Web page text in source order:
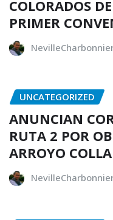
COLORADOS
PRIMER
UNCATEGORIZED
ANUNCIAN
RUTA 2 POR
ARROYO COLLA